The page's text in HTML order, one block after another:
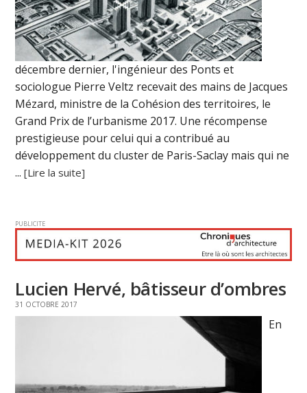
décembre dernier, l'ingénieur des Ponts et
sociologue Pierre Veltz recevait des mains de Jacques
Mézard, ministre de la Cohésion des territoires, le
Grand Prix de l’urbanisme 2017. Une récompense
prestigieuse pour celui qui a contribué au
développement du cluster de Paris-Saclay mais qui ne
...[Lire la suite]
PUBLICITE
Lucien Hervé, bâtisseur d’ombres
31 OCTOBRE 2017
En